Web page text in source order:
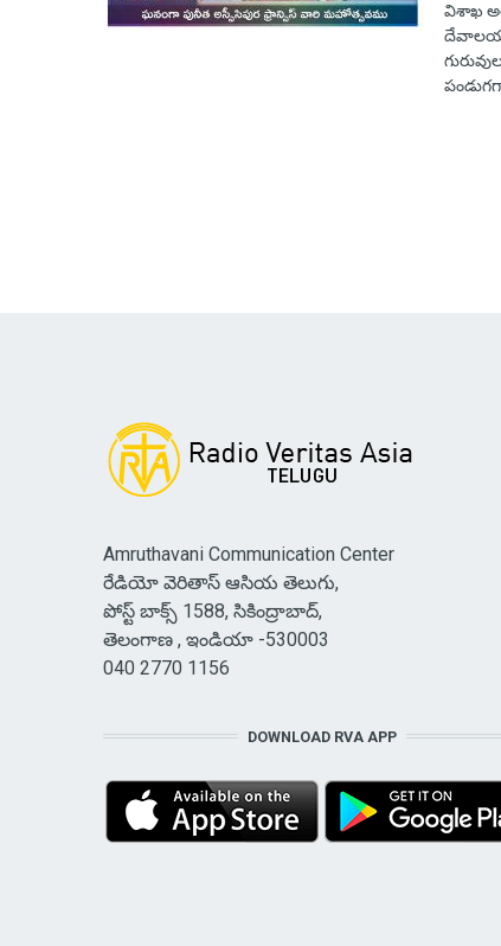
విశాఖ
Amruthavani Communication Center
రేడియో వెరితాస్ ఆసియ తెలుగు,
పోస్ట్ బాక్స్ 1588, సికింద్రాబాద్,
తెలంగాణ , ఇండియా -530003
040 2770 1156
DOWNLOAD RVA APP